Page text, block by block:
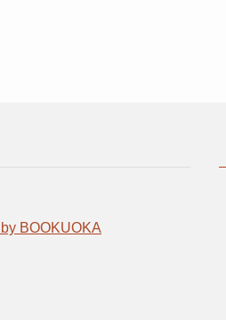
BOOKUOKA